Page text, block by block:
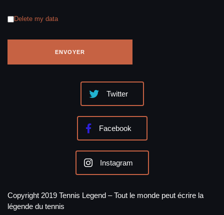
Delete my data
Twitter
Facebook
Instagram
Copyright 2019 Tennis Legend – Tout le monde peut écrire la
légende du tennis